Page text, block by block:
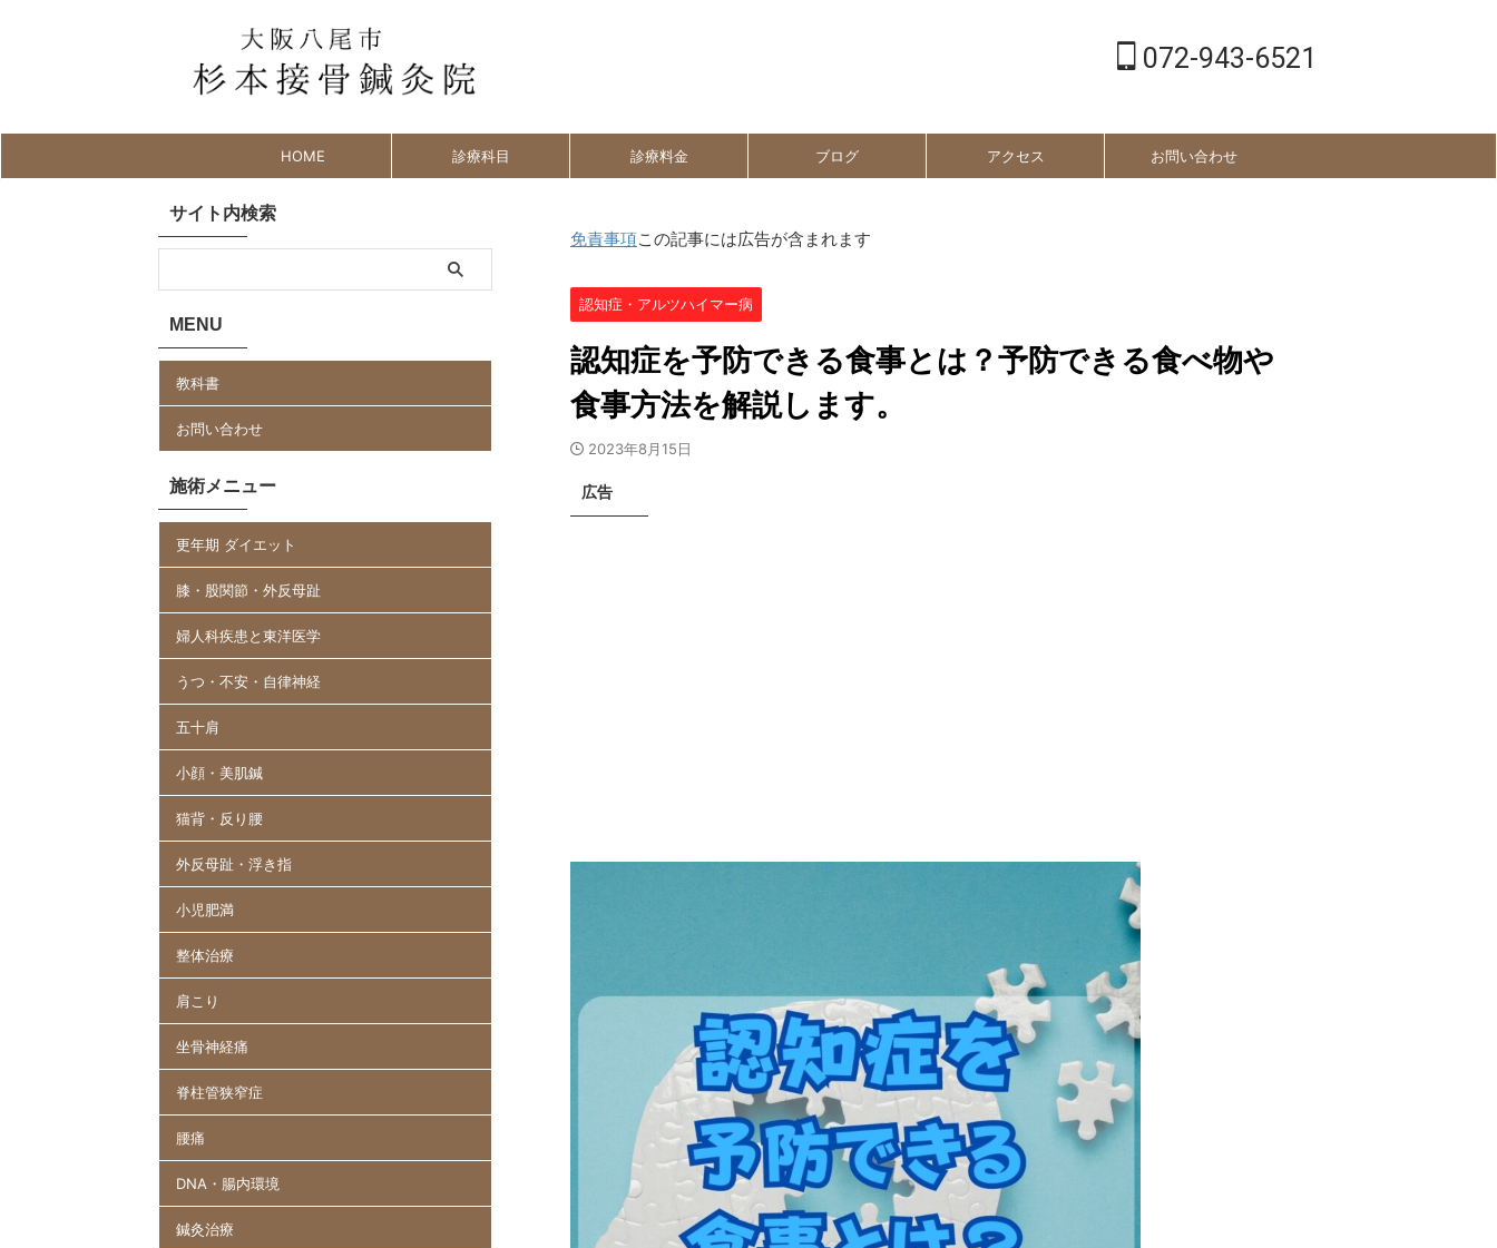
072-943-6521
HOME 診療科目 診療料金 ブログ アクセス お問い合わせ
免責事項この記事には広告が含まれます
認知症・アルツハイマー病
認知症を予防できる食事とは？予防できる食べ物や
食事方法を解説します。
2023年8月15日
広告
サイト内検索
MENU
教科書
お問い合わせ
施術メニュー
更年期 ダイエット
膝・股関節・外反母趾
婦人科疾患と東洋医学
うつ・不安・自律神経
五十肩
小顔・美肌鍼
猫背・反り腰
外反母趾・浮き指
小児肥満
整体治療
肩こり
坐骨神経痛
脊柱管狭窄症
腰痛
DNA・腸内環境
鍼灸治療